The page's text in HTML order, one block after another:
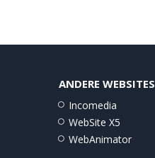
ANDERE WEBSITES
Incomedia
WebSite X5
WebAnimator